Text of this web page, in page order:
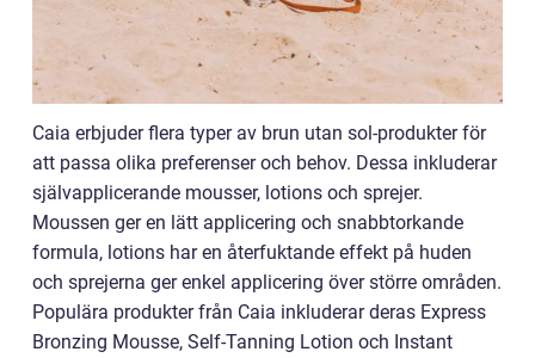
Caia erbjuder flera typer av brun utan sol-produkter för
att passa olika preferenser och behov. Dessa inkluderar
självapplicerande mousser, lotions och sprejer.
Moussen ger en lätt applicering och snabbtorkande
formula, lotions har en återfuktande effekt på huden
och sprejerna ger enkel applicering över större områden.
Populära produkter från Caia inkluderar deras Express
Bronzing Mousse, Self-Tanning Lotion och Instant